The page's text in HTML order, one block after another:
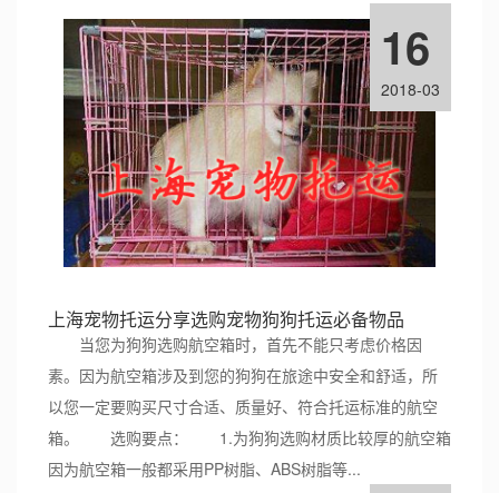
上海宠物托运分享选购宠物狗狗托运必备物品
当您为狗狗选购航空箱时，首先不能只考虑价格因
素。因为航空箱涉及到您的狗狗在旅途中安全和舒适，所
以您一定要购买尺寸合适、质量好、符合托运标准的航空
箱。 选购要点： 1.为狗狗选购材质比较厚的航空箱
因为航空箱一般都采用PP树脂、ABS树脂等...
16
2018-03